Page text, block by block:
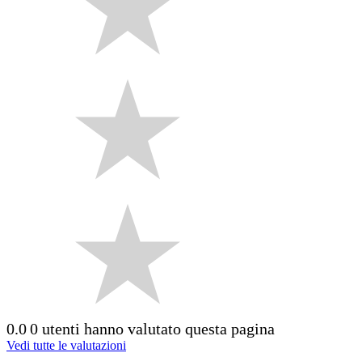
0.00 utenti hanno valutato questa pagina
Vedi tutte le valutazioni